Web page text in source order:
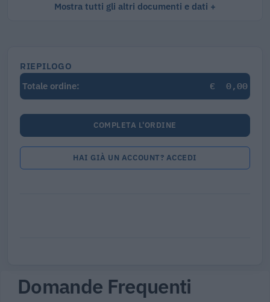
Mostra tutti gli altri documenti e dati
RIEPILOGO
Totale ordine:
€ 0,00
COMPLETA L'ORDINE
HAI GIÀ UN ACCOUNT? ACCEDI
Domande Frequenti